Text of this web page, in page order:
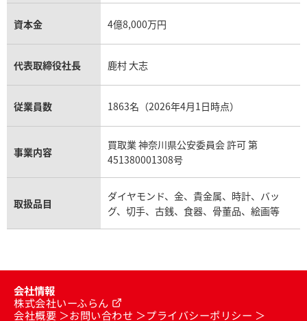
資本金 4億8,000万円
代表取締役社長 鹿村 大志
従業員数 1863名（2026年4月1日時点）
事業内容
買取業 神奈川県公安委員会 許可 第
451380001308号
取扱品目
ダイヤモンド、金、貴金属、時計、バッ
グ、切手、古銭、食器、骨董品、絵画等
会社情報
株式会社いーふらん
会社概要
お問い合わせ
プライバシーポリシー